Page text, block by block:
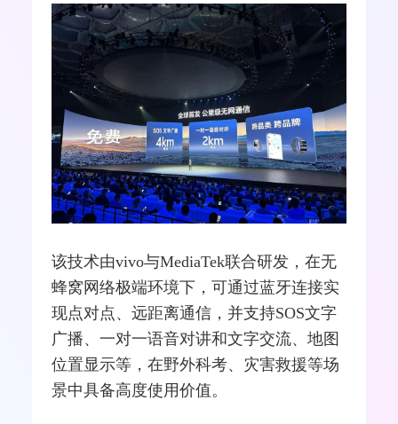
该技术由vivo与MediaTek联合研发，在无
蜂窝 网络极端环境下，可通过蓝牙连接实
现点对点、远距离通信，并支持SOS文字
广播、一对一语音对讲和文字交流、地图
位置显示等，在野外科考、灾害救援等场
景中具备高度使用价值。